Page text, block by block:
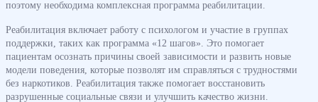
поэтому необходима комплексная программа реабилитации.
Реабилитация включает работу с психологом и участие в группах
поддержки, таких как программа «12 шагов». Это помогает
пациентам осознать причины своей зависимости и развить новые
модели поведения, которые позволят им справляться с трудностями
без наркотиков. Реабилитация также помогает восстановить
разрушенные социальные связи и улучшить качество жизни.